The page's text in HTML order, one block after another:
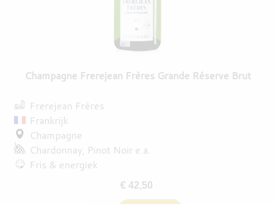
Champagne Frerejean Frères Grande Réserve Brut
Frerejean Frères
Frankrijk
Champagne
Chardonnay Pinot Noir e.a.
Fris & energiek
€ 42,50